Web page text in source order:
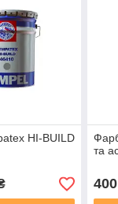
HI-BUILD
та
400